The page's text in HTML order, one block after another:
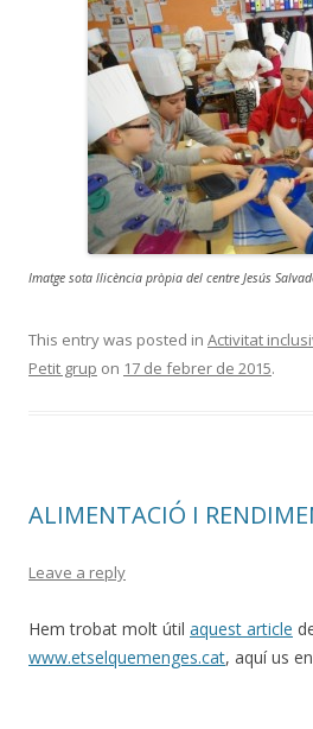
Imatge sota llicència pròpia del centre Jesús
This entry was posted in Activitat
Petit grup on 17 de febrer de 2015.
ALIMENTACIÓ I
Leave a reply
Hem trobat molt útil aquest article
www.etselquemenges.cat, aquí us